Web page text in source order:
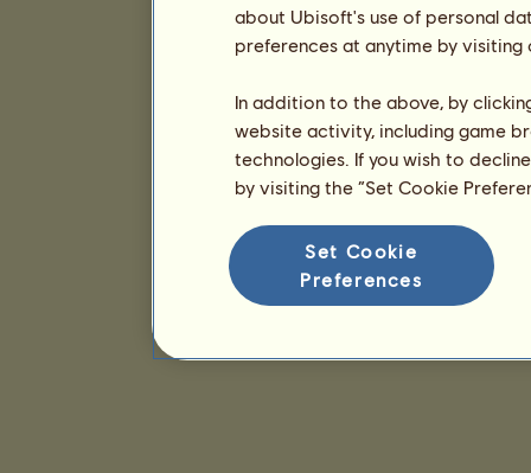
about Ubisoft's use of personal
preferences at anytime by
In addition to the above, by
website activity, including game
technologies. If you wish to
by visiting the “Set Cookie
Set Cookie
Preferences